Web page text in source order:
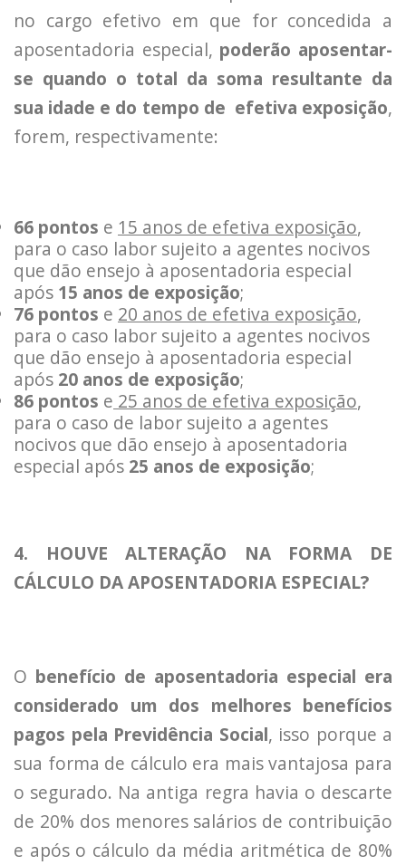
no cargo efetivo em que for concedida a
aposentadoria especial, poderão aposentar-
se quando o total da soma resultante da
sua idade e do tempo de efetiva exposição,
forem, respectivamente:
66 pontos e 15 anos de efetiva exposição,
para o caso labor sujeito a agentes nocivos
que dão ensejo à aposentadoria especial
após 15 anos de exposição;
76 pontos e 20 anos de efetiva exposição,
para o caso labor sujeito a agentes nocivos
que dão ensejo à aposentadoria especial
após 20 anos de exposição;
86 pontos e 25 anos de efetiva exposição,
para o caso de labor sujeito a agentes
nocivos que dão ensejo à aposentadoria
especial após 25 anos de exposição;
4. HOUVE ALTERAÇÃO NA FORMA DE
CÁLCULO DA APOSENTADORIA ESPECIAL?
O benefício de aposentadoria especial era
considerado um dos melhores benefícios
pagos pela Previdência Social, isso porque a
sua forma de cálculo era mais vantajosa para
o segurado. Na antiga regra havia o descarte
de 20% dos menores salários de contribuição
e após o cálculo da média aritmética de 80%